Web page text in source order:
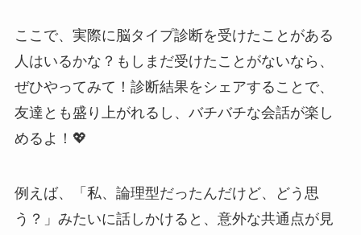
ここで、実際に脳タイプ診断を受けたことがある
人はいるかな？もしまだ受けたことがないなら、
ぜひやってみて！診断結果をシェアすることで、
友達とも盛り上がれるし、バチバチな会話が楽し
めるよ！💖
例えば、「私、論理型だったんだけど、どう思
う？」みたいに話しかけると、意外な共通点が見